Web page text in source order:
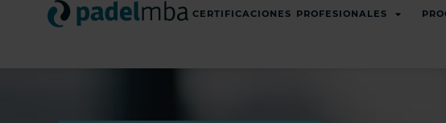
CERTIFICACIONES PROFESIONALES